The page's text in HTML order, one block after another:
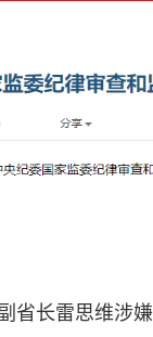
省长雷思维涉